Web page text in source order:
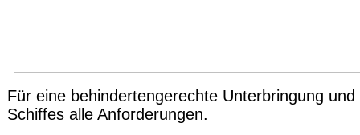
Für eine behindertengerechte Unterbringung
Schiffes alle Anforderungen.